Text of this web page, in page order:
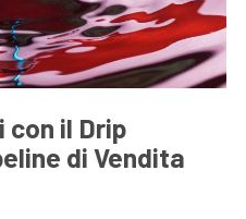
con il Drip
di Vendita